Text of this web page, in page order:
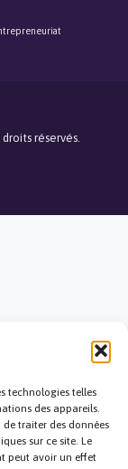
technologies telles
des appareils.
traiter des données
sur ce site. Le
peut avoir un effet
réservés.
close
à toutes